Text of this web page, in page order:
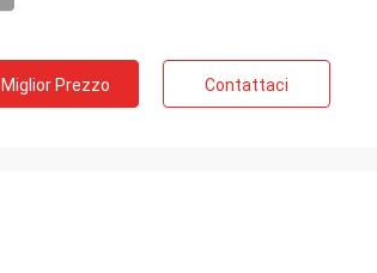
Miglior Prezzo Contattaci